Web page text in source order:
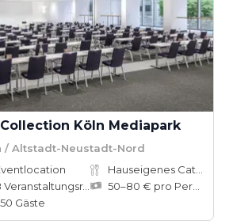
Collection Köln Mediapark
/ Altstadt-Neustadt-Nord
Veranstaltungsräume
Gäste